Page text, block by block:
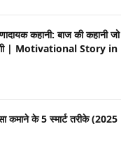
कहानी: बाज की कहानी जो
| Motivational Story in
कमाने के 5 स्मार्ट तरीके (2025